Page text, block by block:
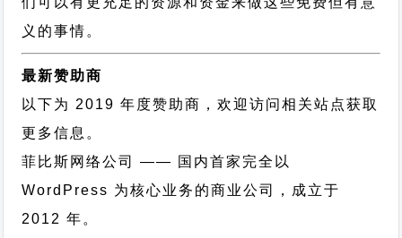
义的事情。
最新赞助商
以下为 2019 年度赞助商，欢迎访问相关站点获取
更多信息。
菲比斯网络公司
—— 国内首家完全以
WordPress 为核心业务的商业公司，成立于
2012 年。